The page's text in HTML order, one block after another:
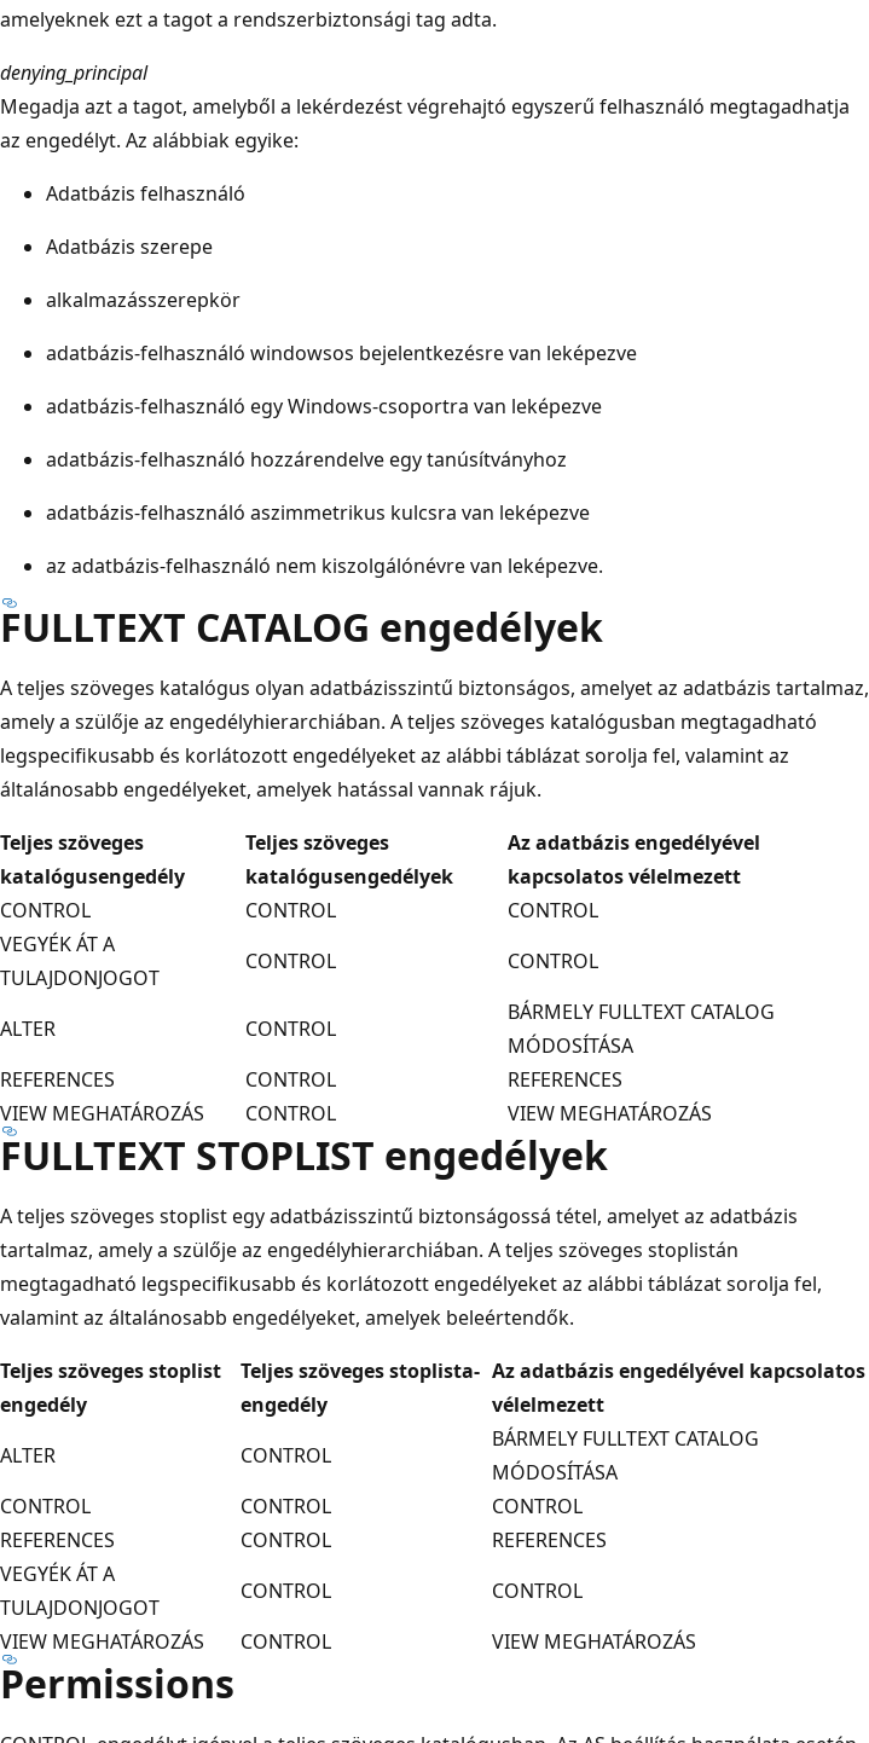
amelyeknek ezt a tagot a rendszerbiztonsági tag adta.
denying_principal
Megadja azt a tagot, amelyből a lekérdezést végrehajtó egyszerű felhasználó megtagadhatja
az engedélyt. Az alábbiak egyike:
Adatbázis felhasználó
Adatbázis szerepe
alkalmazásszerepkör
adatbázis-felhasználó windowsos bejelentkezésre van leképezve
adatbázis-felhasználó egy Windows-csoportra van leképezve
adatbázis-felhasználó hozzárendelve egy tanúsítványhoz
adatbázis-felhasználó aszimmetrikus kulcsra van leképezve
az adatbázis-felhasználó nem kiszolgálónévre van leképezve.
FULLTEXT CATALOG engedélyek
A teljes szöveges katalógus olyan adatbázisszintű biztonságos, amelyet az adatbázis tartalmaz,
amely a szülője az engedélyhierarchiában. A teljes szöveges katalógusban megtagadható
legspecifikusabb és korlátozott engedélyeket az alábbi táblázat sorolja fel, valamint az
általánosabb engedélyeket, amelyek hatással vannak rájuk.
Teljes szöveges
katalógusengedély
Teljes szöveges
katalógusengedélyek
Az adatbázis engedélyével
kapcsolatos vélelmezett
CONTROL
CONTROL
CONTROL
VEGYÉK ÁT A
TULAJDONJOGOT
CONTROL CONTROL
ALTER CONTROL
BÁRMELY FULLTEXT CATALOG
MÓDOSÍTÁSA
REFERENCES
CONTROL
REFERENCES
VIEW MEGHATÁROZÁS
CONTROL VIEW MEGHATÁROZÁS
FULLTEXT STOPLIST engedélyek
A teljes szöveges stoplist egy adatbázisszintű biztonságossá tétel, amelyet az adatbázis
tartalmaz, amely a szülője az engedélyhierarchiában. A teljes szöveges stoplistán
megtagadható legspecifikusabb és korlátozott engedélyeket az alábbi táblázat sorolja fel,
valamint az általánosabb engedélyeket, amelyek beleértendők.
Teljes szöveges stoplist
engedély
Teljes szöveges stoplista-
engedély
Az adatbázis engedélyével kapcsolatos
vélelmezett
ALTER
CONTROL
BÁRMELY FULLTEXT CATALOG
MÓDOSÍTÁSA
CONTROL
CONTROL
CONTROL
REFERENCES
CONTROL
REFERENCES
VEGYÉK ÁT A
TULAJDONJOGOT
CONTROL
CONTROL
VIEW MEGHATÁROZÁS
CONTROL VIEW MEGHATÁROZÁS
Permissions